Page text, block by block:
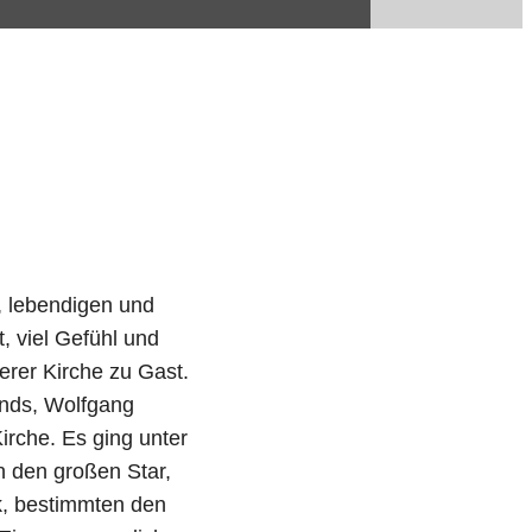
lebendigen und
viel Gefühl und
Kirche zu Gast.
Wolfgang
Es ging unter
den großen Star,
bestimmten den